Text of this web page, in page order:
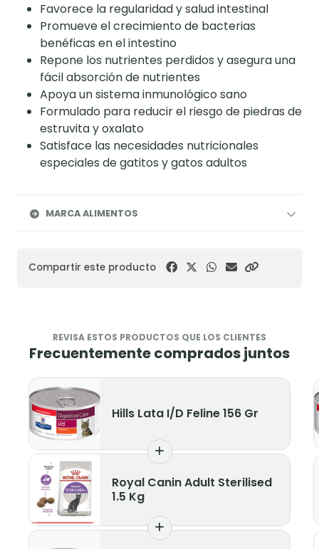
Favorece la regularidad y salud intestinal
Promueve el crecimiento de bacterias
benéficas en el intestino
Repone los nutrientes perdidos y asegura una
fácil absorción de nutrientes
Apoya un sistema inmunológico sano
Formulado para reducir el riesgo de piedras de
estruvita y oxalato
Satisface las necesidades nutricionales
especiales de gatitos y gatos adultos
MARCA ALIMENTOS
Compartir este producto
REVISA ESTOS PRODUCTOS QUE LOS CLIENTES
Frecuentemente comprados juntos
Hills Lata I/D Feline 156 Gr
Royal Canin Adult Sterilised
1.5 Kg